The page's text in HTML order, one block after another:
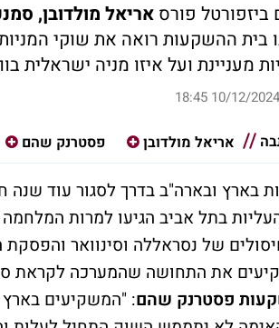
פורס אריאל מולדובן,
בית ההשקעות רואה את שוקי
מעניינת ועל איזו מניה ישראלית
10/12/2024 18:45
אריאל מולדובן פסטרנק שהם
העליות בתל אביב הגיעו למרות
של נסראללה וסינוואר
את התחושה שהמערכה לקראת
פסטרנק שהם: "המשקיעים